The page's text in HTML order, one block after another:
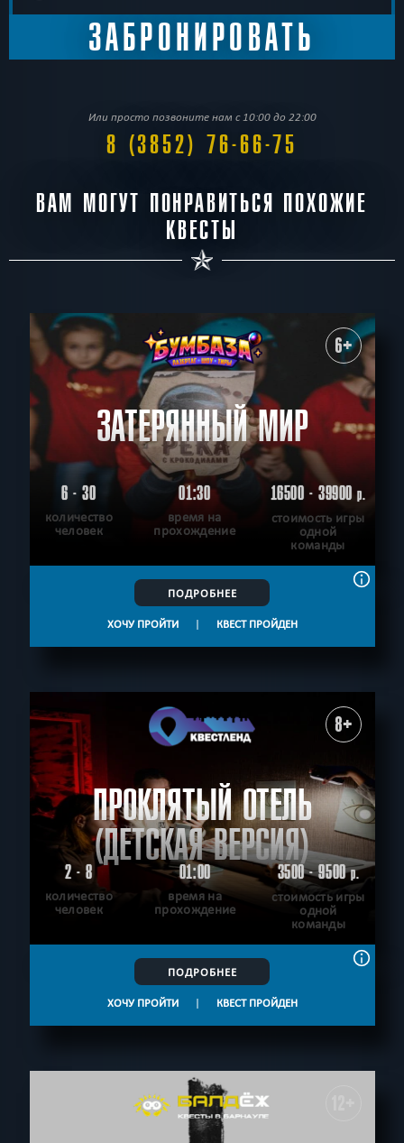
Или просто позвоните нам с 10:00 до 22:00
8 (3852) 76-66-75
ВАМ МОГУТ ПОНРАВИТЬСЯ ПОХОЖИЕ
КВЕСТЫ
6+
ЗАТЕРЯННЫЙ МИР
6 - 30
количество
человек
01:30
время на
прохождение
16500 - 39900р.
стоимость игры
одной
команды
ПОДРОБНЕЕ
ХОЧУ ПРОЙТИ | КВЕСТ ПРОЙДЕН
8+
ПРОКЛЯТЫЙ ОТЕЛЬ
(ДЕТСКАЯ ВЕРСИЯ)
2 - 8
количество
человек
01:00
время на
прохождение
3500 - 9500р.
стоимость игры
одной
команды
ПОДРОБНЕЕ
ХОЧУ ПРОЙТИ | КВЕСТ ПРОЙДЕН